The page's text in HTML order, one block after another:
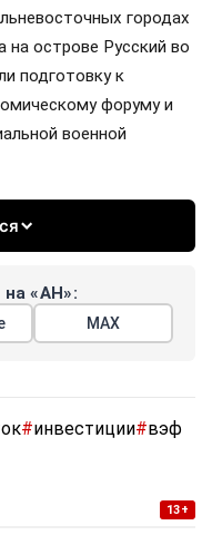
городах
на острове Русский во
подготовку к
форуму и
военной
«АН»:
МАХ
#инвестиции#вэф
13+